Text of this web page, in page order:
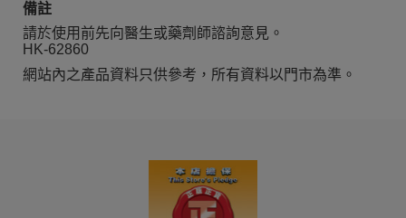
備註
請於使用前先向醫生或藥劑師諮詢意見。
HK-62860
網站內之產品資料只供參考，所有資料以門市為準。